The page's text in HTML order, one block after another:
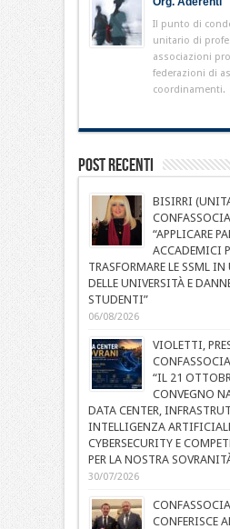
Il punto di
unitario di
associazioni
federazioni di
coordinamenti.
Post Recenti
BISIRRI
“APPLICARE
ACCADEMICI
TRASFORMARE LE SSML
DELLE UNIVERSITÀ E
STUDENTI”
06/08/2026
VIOLETTI,
“IL 21
CONVEGNO
DATA CENTER,
INTELLIGENZA
CYBERSECURITY E
PER LA NOSTRA
30/07/2026
CONFERISCE